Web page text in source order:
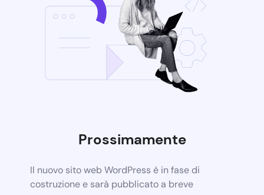
Prossimamente
Il nuovo sito web WordPress è in fase di
costruzione e sarà pubblicato a breve